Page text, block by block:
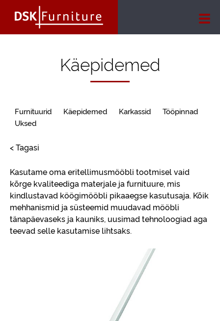
Käepidemed
Furnituurid Käepidemed Karkassid
Tööpinnad
Uksed
< Tagasi
Kasutame oma eritellimusmööbli tootmisel vaid
kõrge kvaliteediga materjale ja furnituure, mis
kindlustavad köögimööbli pikaaegse kasutusaja. Kõik
mehhanismid ja süsteemid muudavad mööbli
tänapäevaseks ja kauniks, uusimad tehnoloogiad aga
teevad selle kasutamise lihtsaks.